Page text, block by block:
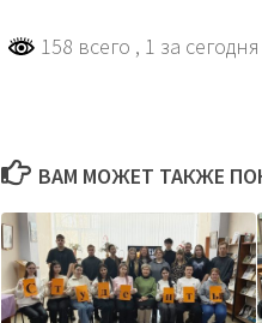
158 всего , 1 за сегодня
ВАМ МОЖЕТ ТАКЖЕ